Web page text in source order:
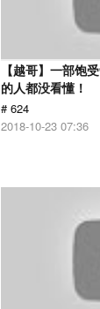
【越哥】一部饱
的人都没看懂！
# 624
2018-10-23 07:36